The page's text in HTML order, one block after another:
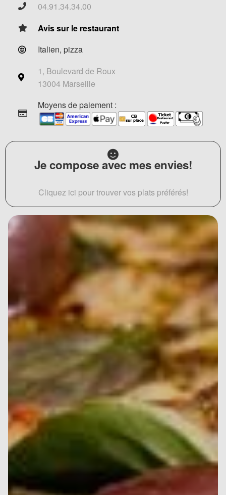
04.91.34.34.00
Avis sur le restaurant
Italien, pizza
1, Boulevard de Roux
13004 Marseille
Moyens de paiement :
Je compose avec mes envies!
Cliquez ici pour trouver vos plats préférés!